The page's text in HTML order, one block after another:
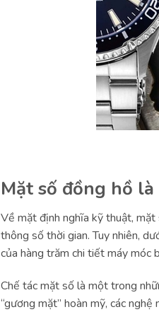
Mặt số đồng hồ
Về mặt định nghĩa kỹ thuật, mặt
thông số thời gian. Tuy nhiên,
của hàng trăm chi tiết máy móc
Chế tác mặt số là một trong
“gương mặt” hoàn mỹ, các